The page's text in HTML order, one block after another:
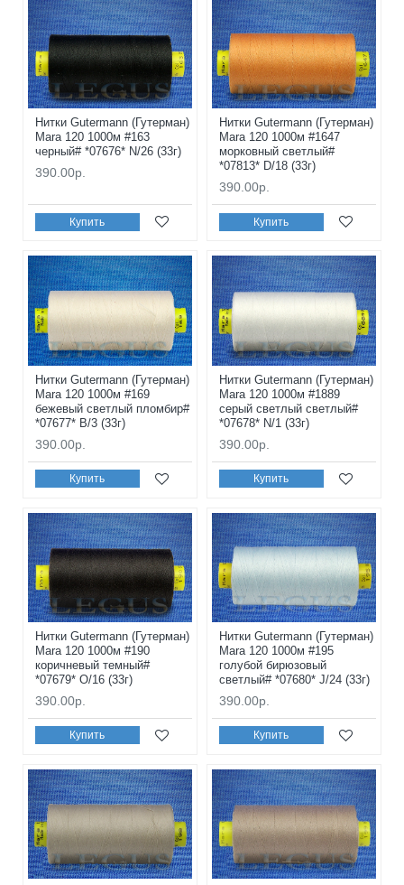
Нитки Gutermann (Гутерман)
Mara 120 1000м #163
черный# *07676* N/26 (33г)
390.00р.
Купить
Нитки Gutermann (Гутерман)
Mara 120 1000м #1647
морковный светлый#
*07813* D/18 (33г)
390.00р.
Купить
Нитки Gutermann (Гутерман)
Mara 120 1000м #169
бежевый светлый пломбир#
*07677* B/3 (33г)
390.00р.
Купить
Нитки Gutermann (Гутерман)
Mara 120 1000м #1889
серый светлый светлый#
*07678* N/1 (33г)
390.00р.
Купить
Нитки Gutermann (Гутерман)
Mara 120 1000м #190
коричневый темный#
*07679* O/16 (33г)
390.00р.
Купить
Нитки Gutermann (Гутерман)
Mara 120 1000м #195
голубой бирюзовый
светлый# *07680* J/24 (33г)
390.00р.
Купить